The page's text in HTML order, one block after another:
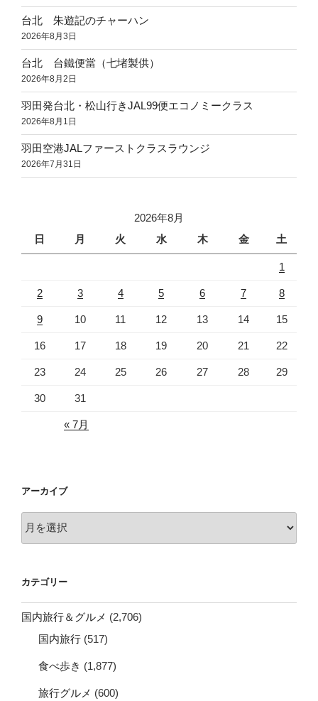
台北 朱遊記のチャーハン
2026年8月3日
台北 台鐵便當（七堵製供）
2026年8月2日
羽田発台北・松山行きJAL99便エコノミークラス
2026年8月1日
羽田空港JALファーストクラスラウンジ
2026年7月31日
2026年8月
日
月 火 水 木 金 土
1
2 3 4 5 6 7 8
9 10 11 12 13 14 15
16 17 18 19 20 21 22
23 24 25 26 27 28 29
30 31
« 7月
アーカイブ
ー
ブ
カテゴリー
国内旅行＆グルメ (2,706)
国内旅行 (517)
食べ歩き (1,877)
旅行グルメ (600)